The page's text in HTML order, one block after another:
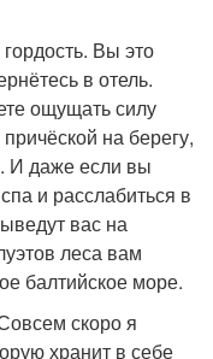
Вы это
в отель.
ощущать силу
на берегу,
И даже если вы
и расслабиться в
вас на
леса вам
балтийское море.
скоро я
хранит в себе